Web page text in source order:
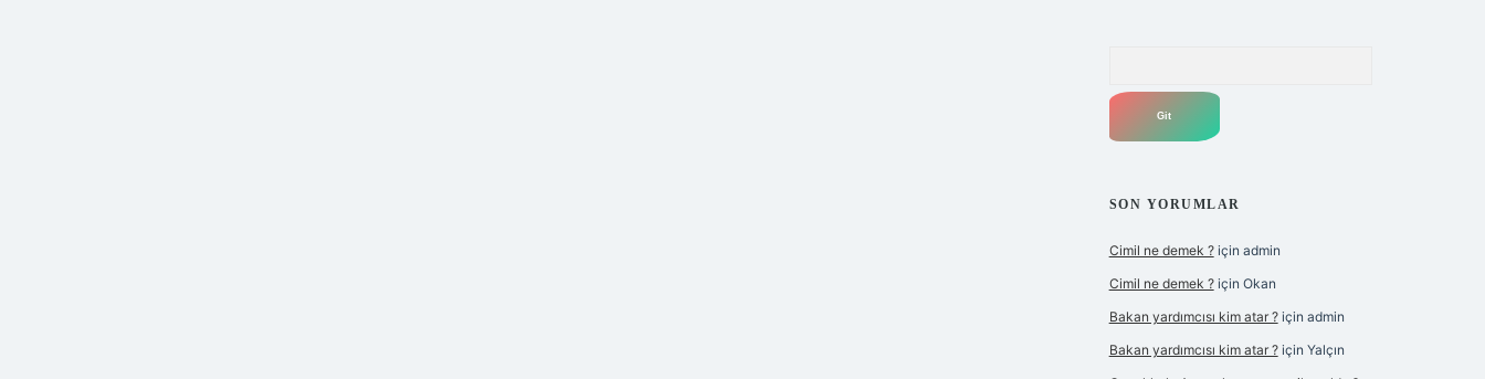
SON YORUMLAR
Cimil ne demek ?için admin
Cimil ne demek ?için Okan
Bakan yardımcısı kim atar ?için admin
Bakan yardımcısı kim atar ?için Yalçın